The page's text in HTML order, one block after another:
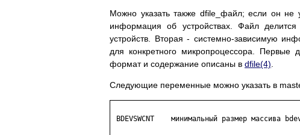
Можно указать также dfile_файл; если он не
информация об устройствах. Файл
устройств. Вторая - системно-зависимую
для конкретного микропроцессора. Первые
формат и содержание описаны в dfile(4)
Следующие переменные можно указать в
BDEVSWCNT    минимальный размер массива